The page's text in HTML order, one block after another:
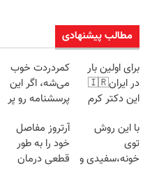
مطالب پیشنهادی
برای اولین بار
در ایران🇮🇷
این دکتر کرم
روزه ساخت!
کمردردت خوب
می‌شه، اگر این
پرسشنامه رو پر
با این روش
توی
خونه،سفیدی و
آرتروز مفاصل
خود را به طور
قطعی درمان